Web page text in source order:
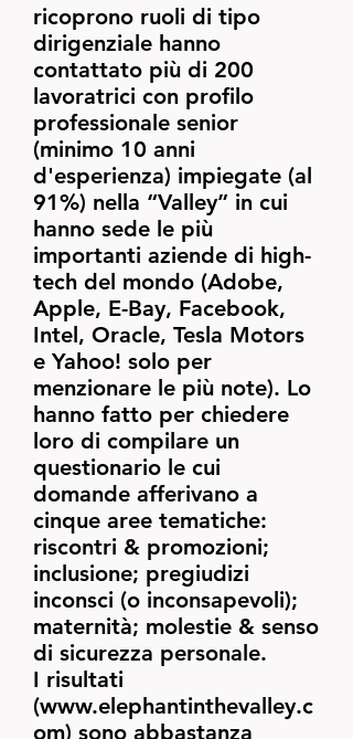
ricoprono ruoli di tipo
dirigenziale hanno
contattato più di 200
lavoratrici con profilo
professionale senior
(minimo 10 anni
d'esperienza) impiegate (al
91%) nella “Valley” in cui
hanno sede le più
importanti aziende di high-
tech del mondo (Adobe,
Apple, E-Bay, Facebook,
Intel, Oracle, Tesla Motors
e Yahoo! solo per
menzionare le più note). Lo
hanno fatto per chiedere
loro di compilare un
questionario le cui
domande afferivano a
cinque aree tematiche:
riscontri & promozioni;
inclusione; pregiudizi
inconsci (o inconsapevoli);
maternità; molestie & senso
di sicurezza personale.
I risultati
(www.elephantinthevalley.c
om) sono abbastanza